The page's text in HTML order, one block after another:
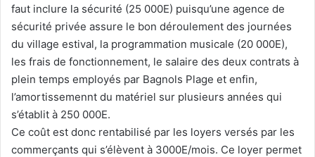
faut inclure la sécurité (25 000E) puisqu’une agence de
sécurité privée assure le bon déroulement des journées
du village estival, la programmation musicale (20 000E),
les frais de fonctionnement, le salaire des deux contrats à
plein temps employés par Bagnols Plage et enfin,
l’amortissemennt du matériel sur plusieurs années qui
s’établit à 250 000E.
Ce coût est donc rentabilisé par les loyers versés par les
commerçants qui s’élèvent à 3000E/mois. Ce loyer permet